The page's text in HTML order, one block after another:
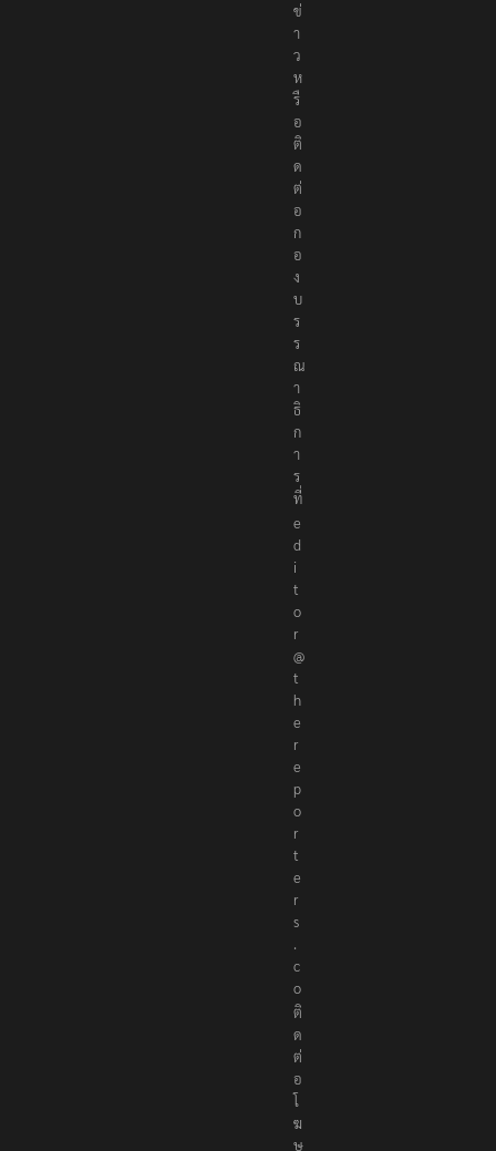
ข่
า
ว
ห
รื
อ
ติ
ด
ต่
อ
ก
อ
ง
บ
ร
ร
ณ
า
ธิ
ก
า
ร
ที่
e
d
i
t
o
r
@
t
h
e
r
e
p
o
r
t
e
r
s
.
c
o
ติ
ด
ต่
อ
โ
ฆ
ษ